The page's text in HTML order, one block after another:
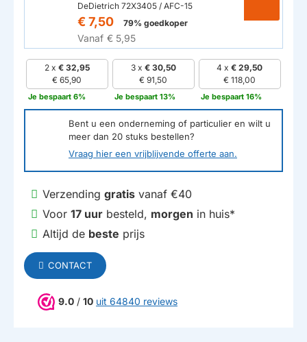
DeDietrich 72X3405 / AFC-15
€ 7,50 79% goedkoper
Vanaf € 5,95
2 x € 32,95
€ 65,90
Je bespaart 6%
3 x € 30,50
€ 91,50
Je bespaart 13%
4 x€ 29,50
€ 118,00
Je bespaart 16%
Bent u een onderneming of particulier en wilt u
meer dan 20 stuks bestellen?
Vraag hier een vrijblijvende offerte aan.
Verzending gratis vanaf €40
Voor 17 uur besteld, morgen in huis*
Altijd de beste prijs
CONTACT
9.0 / 10 uit 64840 reviews